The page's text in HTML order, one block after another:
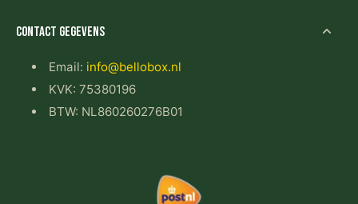
Contact gegevens
Email: info@bellobox.nl
KVK: 75380196
BTW: NL860260276B01